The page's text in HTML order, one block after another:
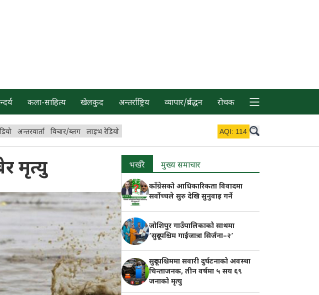
कला-साहित्य खेलकुद अन्तर्राष्ट्रिय व्यापार/प्रर्वद्धन रोचक
अन्तरवार्ता विचार/ब्लग लाइभ रेडियो AQI: 114
मृत्यु भर्खरै मुख्य समाचार
काँग्रेसको आधिकारिकता विवादमा
सर्वोच्चले सुरु देखि सुनुवाइ गर्ने
जोशिपुर गाउँपालिकाको साथमा
‘सुदूरपश्चिम गाईजात्रा सिर्जना–२’
सुदूरपश्चिममा सवारी दुर्घटनाको अवस्था
चिन्ताजनक, तीन वर्षमा ५ सय ६९
जनाको मृत्यु